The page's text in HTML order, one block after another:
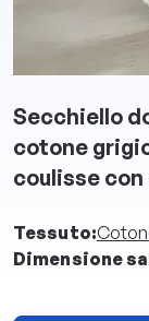
Secchiello
cotone
coulisse
Tessuto:
Dimensione